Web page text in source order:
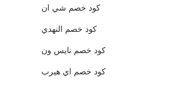
كود خصم شي ان
كود خصم النهدي
كود خصم نايس ون
كود خصم اي هيرب